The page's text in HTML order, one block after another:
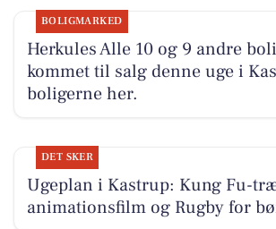
BOLIGMARKED
Herkules Alle 10 og 9 andre
kommet til salg denne uge i
boligerne her.
DET SKER
Ugeplan i Kastrup: Kung Fu-
animationsfilm og Rugby for